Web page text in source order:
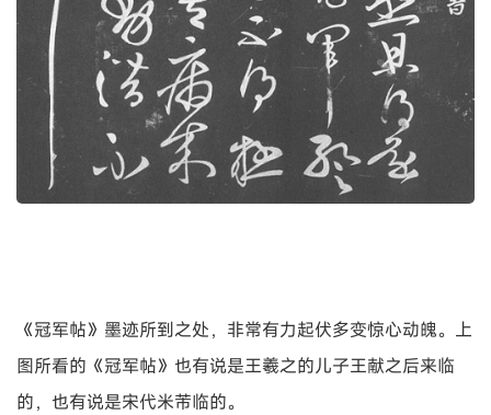
《冠军帖》墨迹所到之处，非常有力起伏多变惊心动魄。上
图所看的《冠军帖》也有说是王羲之的儿子王献之后来临
的，也有说是宋代米芾临的。